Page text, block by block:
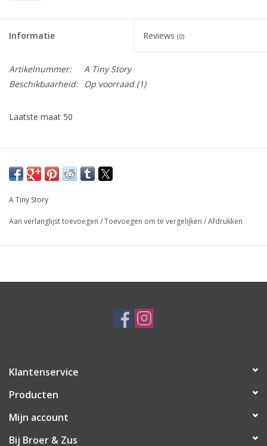
Informatie Reviews (0)
Artikelnummer:
A Tiny Story
Beschikbaarheid:
Op voorraad(1)
Laatste maat 50
A Tiny Story
Aan verlanglijst toevoegen /Toevoegen om te vergelijken /Afdrukken
Klantenservice
Producten
Mijn account
Bij Broer & Zus